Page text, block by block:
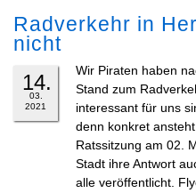
Radverkehr in
nicht
14.
03.
2021
Wir Piraten haben
Stand zum
interessant für uns
denn konkret
Ratssitzung am 02.
Stadt ihre Antwort
alle veröffentlicht.